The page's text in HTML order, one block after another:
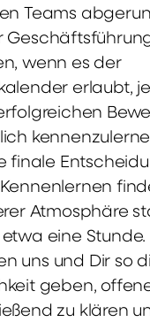
Teams
wenn es der
erlaubt,
finale
Atmosphäre
eine Stunde.
uns und Dir so
geben,
zu klären